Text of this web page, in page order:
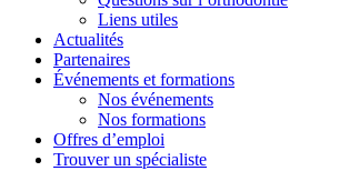
Liens utiles
Actualités
Partenaires
Événements et formations
Nos événements
Nos formations
Offres d’emploi
Trouver un spécialiste